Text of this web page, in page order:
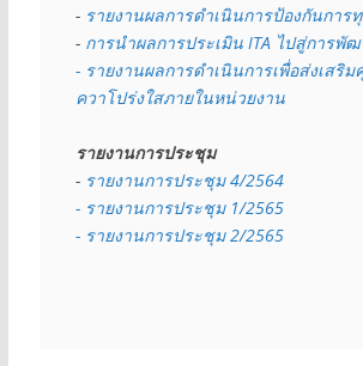
- รายงานผลการดำเนินการป้องกันการ
- การนำผลการประเมิน ITA ไปสู่การพั
- รายงานผลการดำเนินการเพื่อส่งเสริ
ควาโปร่งใสภายในหน่วยงาน
รายงานการประชุม
- รายงานการประชุม 4/2564
- รายงานการประชุม 1/2565
- รายงานการประชุม 2/2565